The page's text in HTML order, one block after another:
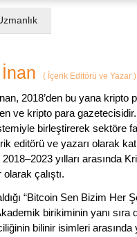
( İçerik Editörü ve Yazar )
2018’den bu yana kripto
ve kripto para gazetecisidir.
birleştirerek sektöre
editörü ve yazarı olarak
yılları arasında
çalıştı.
“Bitcoin Sen Bizim Her
birikiminin yanı
bilinir isimleri arasında